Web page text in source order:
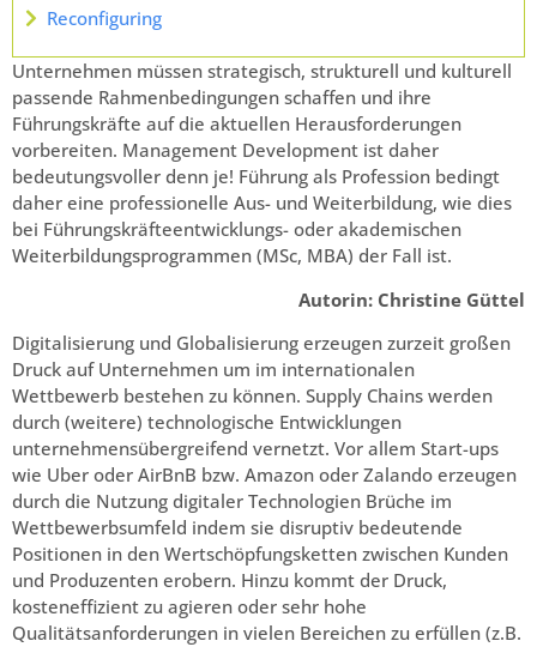
Reconfiguring
Unternehmen müssen strategisch, strukturell und kulturell
passende Rahmenbedingungen schaffen und ihre
Führungskräfte auf die aktuellen Herausforderungen
vorbereiten. Management Development ist daher
bedeutungsvoller denn je! Führung als Profession bedingt
daher eine professionelle Aus- und Weiterbildung, wie dies
bei Führungskräfteentwicklungs- oder akademischen
Weiterbildungsprogrammen (MSc, MBA) der Fall ist.
Autorin: Christine Güttel
Digitalisierung und Globalisierung erzeugen zurzeit großen
Druck auf Unternehmen um im internationalen
Wettbewerb bestehen zu können. Supply Chains werden
durch (weitere) technologische Entwicklungen
unternehmensübergreifend vernetzt. Vor allem Start-ups
wie Uber oder AirBnB bzw. Amazon oder Zalando erzeugen
durch die Nutzung digitaler Technologien Brüche im
Wettbewerbsumfeld indem sie disruptiv bedeutende
Positionen in den Wertschöpfungsketten zwischen Kunden
und Produzenten erobern. Hinzu kommt der Druck,
kosteneffizient zu agieren oder sehr hohe
Qualitätsanforderungen in vielen Bereichen zu erfüllen (z.B.